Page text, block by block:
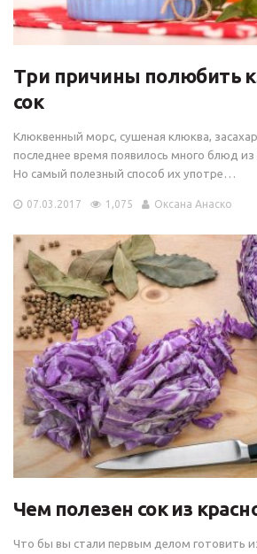
Три причины полюбить
сок
Клюквенный морс, сушеная клюква,
последнее время появилось много блюд
Но самый полезный способ их употре…
07.03.2017 1,075 Оксана Анаско
Чем полезен сок из
Что бы вы стали первым делом готовить